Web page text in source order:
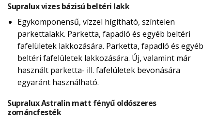
Supralux vizes bázisú beltéri lakk
Egykomponensű, vízzel hígítható, színtelen
parkettalakk. Parketta, fapadló és egyéb beltéri
fafelületek lakkozására. Parketta, fapadló és egyéb
beltéri fafelületek lakkozására. Új, valamint már
használt parketta- ill. fafelületek bevonására
egyaránt használható.
Supralux Astralin matt fényű oldószeres
zománcfesték